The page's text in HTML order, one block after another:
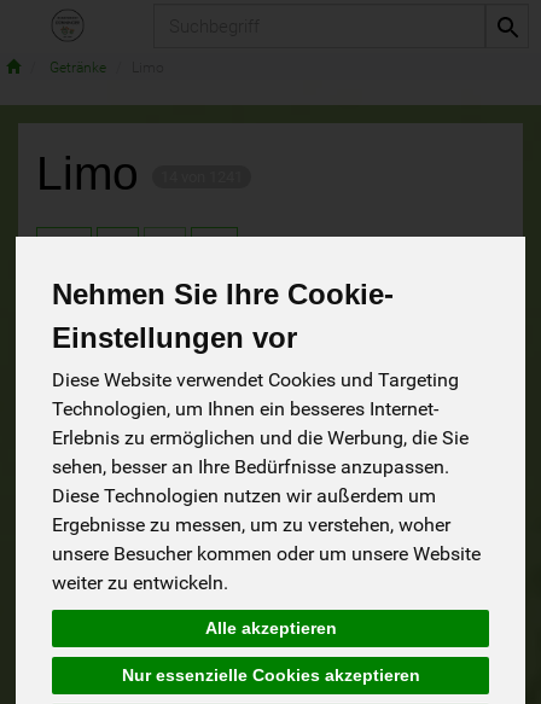
Nehmen Sie Ihre Cookie-
Einstellungen vor
Diese Website verwendet Cookies und Targeting
Technologien, um Ihnen ein besseres Internet-
Erlebnis zu ermöglichen und die Werbung, die Sie
sehen, besser an Ihre Bedürfnisse anzupassen.
Diese Technologien nutzen wir außerdem um
Ergebnisse zu messen, um zu verstehen, woher
unsere Besucher kommen oder um unsere Website
weiter zu entwickeln.
Alle akzeptieren
Nur essenzielle Cookies akzeptieren
Getränke
Limo